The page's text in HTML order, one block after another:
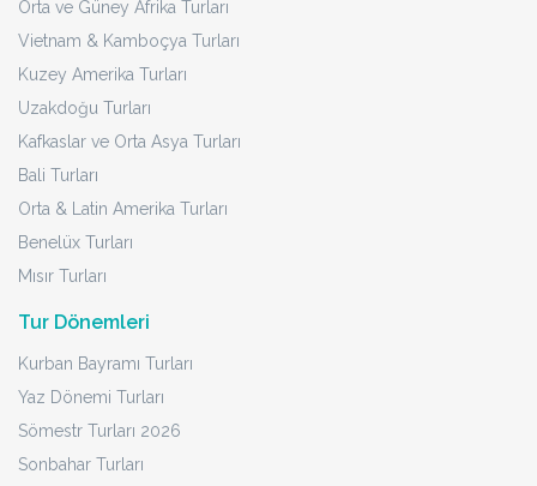
Orta ve Güney Afrika Turları
Vietnam & Kamboçya Turları
Kuzey Amerika Turları
Uzakdoğu Turları
Kafkaslar ve Orta Asya Turları
Bali Turları
Orta & Latin Amerika Turları
Benelüx Turları
Mısır Turları
Tur Dönemleri
Kurban Bayramı Turları
Yaz Dönemi Turları
Sömestr Turları 2026
Sonbahar Turları